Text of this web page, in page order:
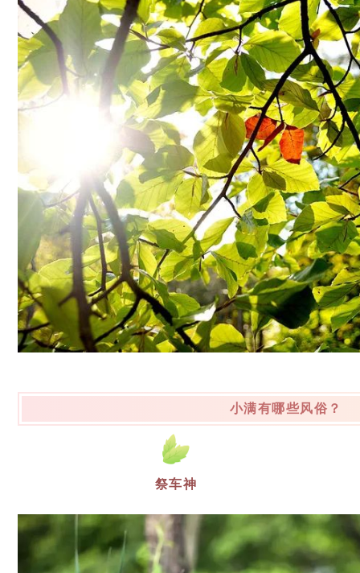
小满有哪些风俗？
祭车神